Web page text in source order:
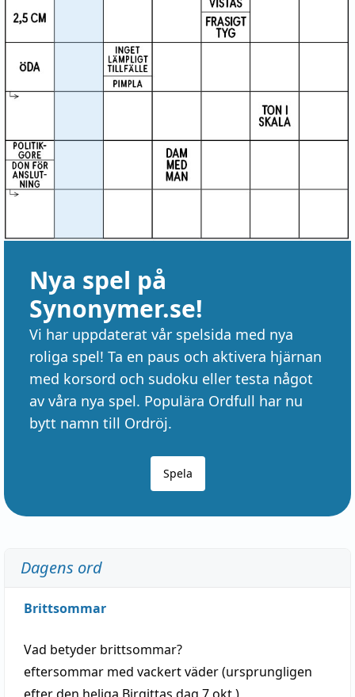
Nya spel på
Synonymer.se!
Vi har uppdaterat vår spelsida med nya
roliga spel! Ta en paus och aktivera hjärnan
med korsord och sudoku eller testa något
av våra nya spel. Populära Ordfull har nu
bytt namn till Ordröj.
Spela
Dagens ord
Brittsommar
Vad betyder brittsommar?
eftersommar med vackertväder(ursprungligen